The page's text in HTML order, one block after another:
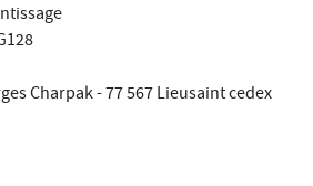
Charpak - 77 567 Lieusaint cedex